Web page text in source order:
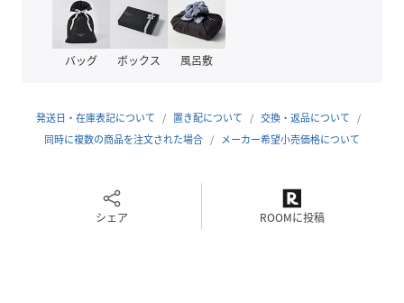
節でも快適な着心地をキープします。
■ケア方法
※ この製品は、薬品や石等を使用したウォッシュ加工を施
合いが変化します。あらかじめご了承ください。
バッグ ボックス 風呂敷
発送日・在庫表記について 置き配について
交換・返品について
同時に複数の商品を注文された場合
メーカー希望小売価格について
シェア ROOMに投稿